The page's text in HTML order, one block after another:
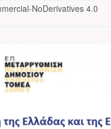
NoDerivatives 4.0